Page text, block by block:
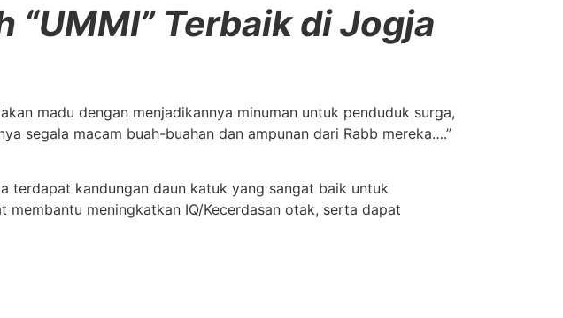
Terbaik di Jogja
madu dengan menjadikannya minuman untuk penduduk surga,
segala macam buah-buahan dan ampunan dari Rabb mereka….”
terdapat kandungan daun katuk yang sangat baik untuk
membantu meningkatkan IQ/Kecerdasan otak, serta dapat